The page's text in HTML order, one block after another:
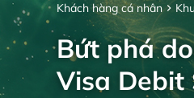
Khách hàng cá nhân
Bứt phá
Visa Debit